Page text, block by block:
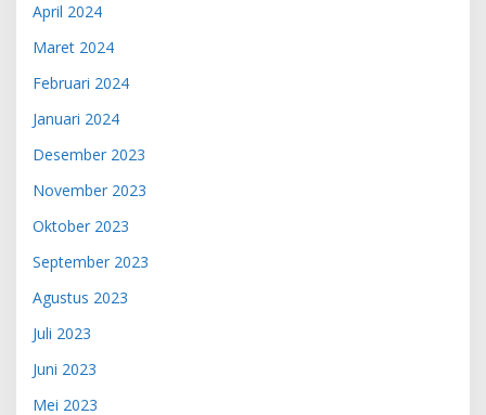
April 2024
Maret 2024
Februari 2024
Januari 2024
Desember 2023
November 2023
Oktober 2023
September 2023
Agustus 2023
Juli 2023
Juni 2023
Mei 2023